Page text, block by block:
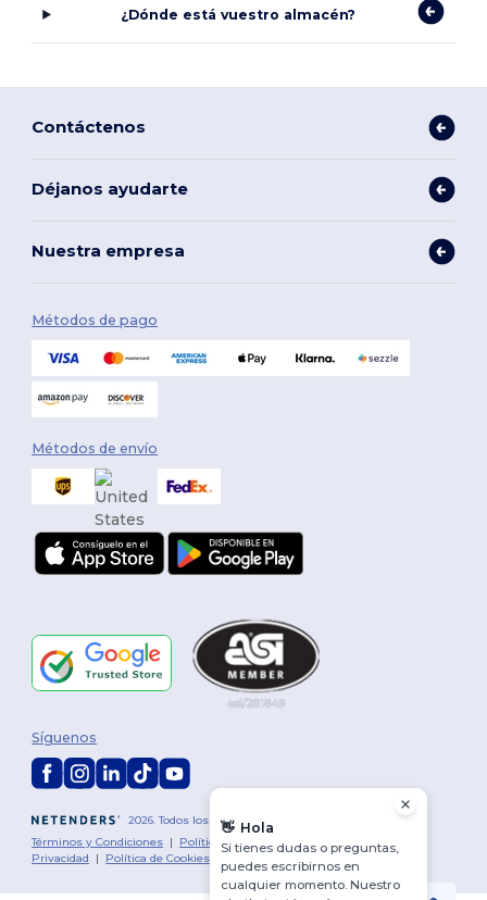
¿Dónde está vuestro almacén?
Contáctenos
Déjanos ayudarte
Nuestra empresa
Métodos de pago
Métodos de envío
2026. Todos los derechos reservados
Términos y Condiciones | Política de personalización
Política de
Privacidad | Política de Cookies
Síguenos
👋 Hola
Si tienes dudas o preguntas,
puedes escribirnos en
cualquier momento. Nuestro